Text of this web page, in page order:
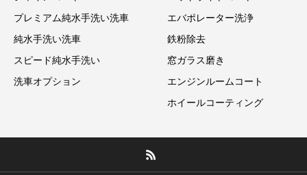
プレミアム純水手洗い洗車
純水手洗い洗車
スピード純水手洗い
洗車オプション
エバポレーター洗浄
鉄粉除去
窓ガラス磨き
エンジンルームコート
ホイールコーティング